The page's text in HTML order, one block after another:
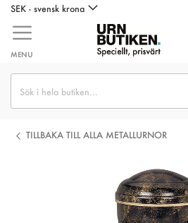
Hoppa
innehållet
SEK - svensk krona
MENU
TILLBAKA TILL ALLA METALLURNOR